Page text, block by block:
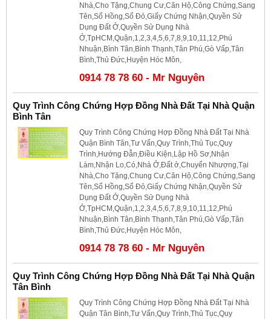
Nhà,Cho Tặng,Chung Cư,Căn Hộ,Công Chứng,Sang
Tên,Sổ Hồng,Sổ Đỏ,Giấy Chứng Nhận,Quyền Sử
Dụng Đất Ở,Quyền Sử Dụng Nhà
Ở,TpHCM,Quận,1,2,3,4,5,6,7,8,9,10,11,12,Phú
Nhuận,Bình Tân,Bình Thạnh,Tân Phú,Gò Vấp,Tân
Bình,Thủ Đức,Huyện Hóc Môn,
0914 78 78 60 - Mr Nguyên
Quy Trình Công Chứng Hợp Đồng Nhà Đất Tại Nhà Quận
Bình Tân
Quy Trình Công Chứng Hợp Đồng Nhà Đất Tại Nhà
Quận Bình Tân,Tư Vấn,Quy Trình,Thủ Tục,Quy
Trình,Hướng Đẫn,Điều Kiện,Lập Hồ Sơ,Nhận
Làm,Nhận Lo,Có,Nhà Ở,Đất ở,Chuyển Nhượng,Tại
Nhà,Cho Tặng,Chung Cư,Căn Hộ,Công Chứng,Sang
Tên,Sổ Hồng,Sổ Đỏ,Giấy Chứng Nhận,Quyền Sử
Dụng Đất Ở,Quyền Sử Dụng Nhà
Ở,TpHCM,Quận,1,2,3,4,5,6,7,8,9,10,11,12,Phú
Nhuận,Bình Tân,Bình Thạnh,Tân Phú,Gò Vấp,Tân
Bình,Thủ Đức,Huyện Hóc Môn,
0914 78 78 60 - Mr Nguyên
Quy Trình Công Chứng Hợp Đồng Nhà Đất Tại Nhà Quận
Tân Bình
Quy Trình Công Chứng Hợp Đồng Nhà Đất Tại Nhà
Quận Tân Bình,Tư Vấn,Quy Trình,Thủ Tục,Quy